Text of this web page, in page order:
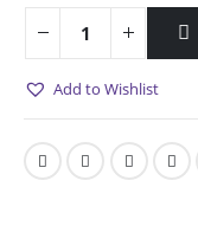
Add to Wishlist